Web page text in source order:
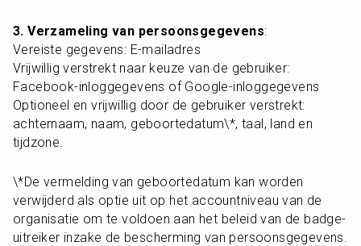
3. Verzameling van persoonsgegevens:
Vereiste gegevens: E-mailadres
Vrijwillig verstrekt naar keuze van de gebruiker:
Facebook-inloggegevens of Google-inloggegevens
Optioneel en vrijwillig door de gebruiker verstrekt:
achternaam, naam, geboortedatum\*, taal, land en
tijdzone.
\*De vermelding van geboortedatum kan worden
verwijderd als optie uit op het accountniveau van de
organisatie om te voldoen aan het beleid van de badge-
uitreiker inzake de bescherming van persoonsgegevens.